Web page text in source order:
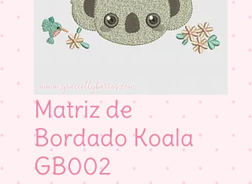
Matriz de
Bordado Koala
GB002